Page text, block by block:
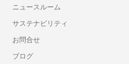
ニュースルーム
サステナビリティ
お問合せ
ブログ